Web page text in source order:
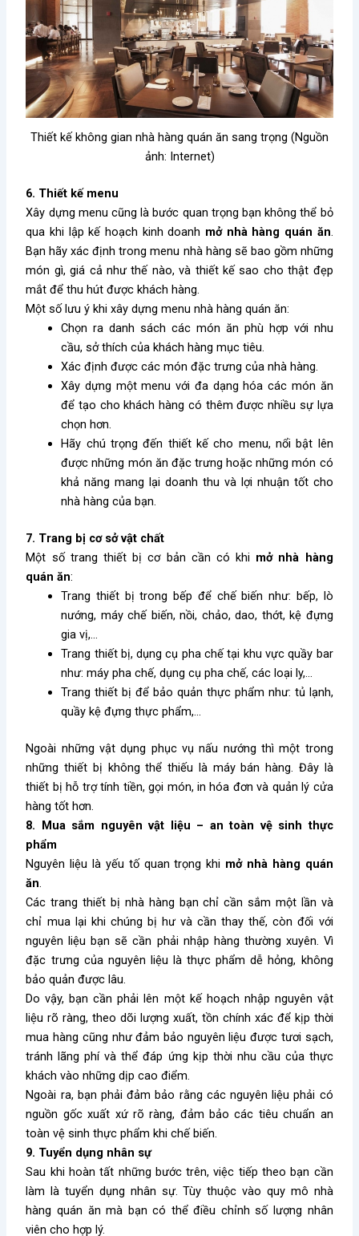
Thiết kế không gian nhà hàng quán ăn sang trọng (Nguồn
ảnh: Internet)
6. Thiết kế menu
Xây dựng menu cũng là bước quan trọng bạn không thể bỏ
qua khi lập kế hoạch kinh doanh mở nhà hàng quán ăn.
Bạn hãy xác định trong menu nhà hàng sẽ bao gồm những
món gì, giá cả như thế nào, và thiết kế sao cho thật đẹp
mắt để thu hút được khách hàng.
Một số lưu ý khi xây dựng menu nhà hàng quán ăn:
Chọn ra danh sách các món ăn phù hợp với nhu
cầu, sở thích của khách hàng mục tiêu.
Xác định được các món đặc trưng của nhà hàng.
Xây dựng một menu với đa dạnghóa các món ăn
để tạo cho khách hàng có thêm được nhiều sự lựa
chọn hơn.
Hãy chú trọng đến thiết kế cho menu, nổi bật lên
được những món ăn đặc trưng hoặc những món có
khả năng mang lại doanh thu và lợi nhuận tốt cho
nhà hàng của bạn.
7. Trang bị cơ sở vật chất
Một số trang thiết bị cơ bản cần có khi mở nhà hàng
quán ăn:
Trang thiết bị trong bếp để chế biến như: bếp, lò
nướng, máy chế biến, nồi, chảo, dao, thớt, kệ đựng
gia vị,…
Trang thiết bị, dụng cụ pha chế tại khu vực quầy bar
như: máy pha chế, dụng cụ pha chế, các loại ly,…
Trang thiết bị để bảo quản thực phẩm như: tủ lạnh,
quầy kệ đựng thực phẩm,…
Ngoài những vật dụng phục vụ nấu nướng thì một trong
những thiết bị không thể thiếu là máy bán hàng. Đây là
thiết bị hỗ trợ tính tiền, gọi món, in hóa đơn và quản lý cửa
hàng tốt hơn.
8. Mua sắm nguyên vật liệu – an toàn vệ sinh thực
phẩm
Nguyên liệu là yếu tố quan trọng khi mở nhà hàng quán
ăn.
Các trang thiết bị nhà hàng bạn chỉ cần sắm một lần và
chỉ mua lại khi chúng bị hư và cần thay thế, còn đối với
nguyên liệu bạn sẽ cần phải nhập hàng thường xuyên. Vì
đặc trưng của nguyên liệu là thực phẩm dễ hỏng, không
bảo quản được lâu.
Do vậy, bạn cần phải lên một kế hoạch nhập nguyên vật
liệu rõ ràng, theo dõi lượng xuất, tồn chính xác để kịp thời
mua hàng cũng như đảm bảo nguyên liệu được tươi sạch,
tránh lãng phí và thể đáp ứng kịp thời nhu cầu của thực
khách vào những dịp cao điểm.
Ngoài ra, bạn phải đảm bảo rằng các nguyên liệu phải có
nguồn gốc xuất xứ rõ ràng, đảm bảo các tiêu chuẩn an
toàn vệ sinh thực phẩm khi chế biến.
9. Tuyển dụng nhân sự
Sau khi hoàn tất những bước trên, việc tiếp theo bạn cần
làm là tuyển dụng nhân sự. Tùy thuộc vào quy mô nhà
hàng quán ăn mà bạn có thể điều chỉnh số lượng nhân
viên cho hợp lý.